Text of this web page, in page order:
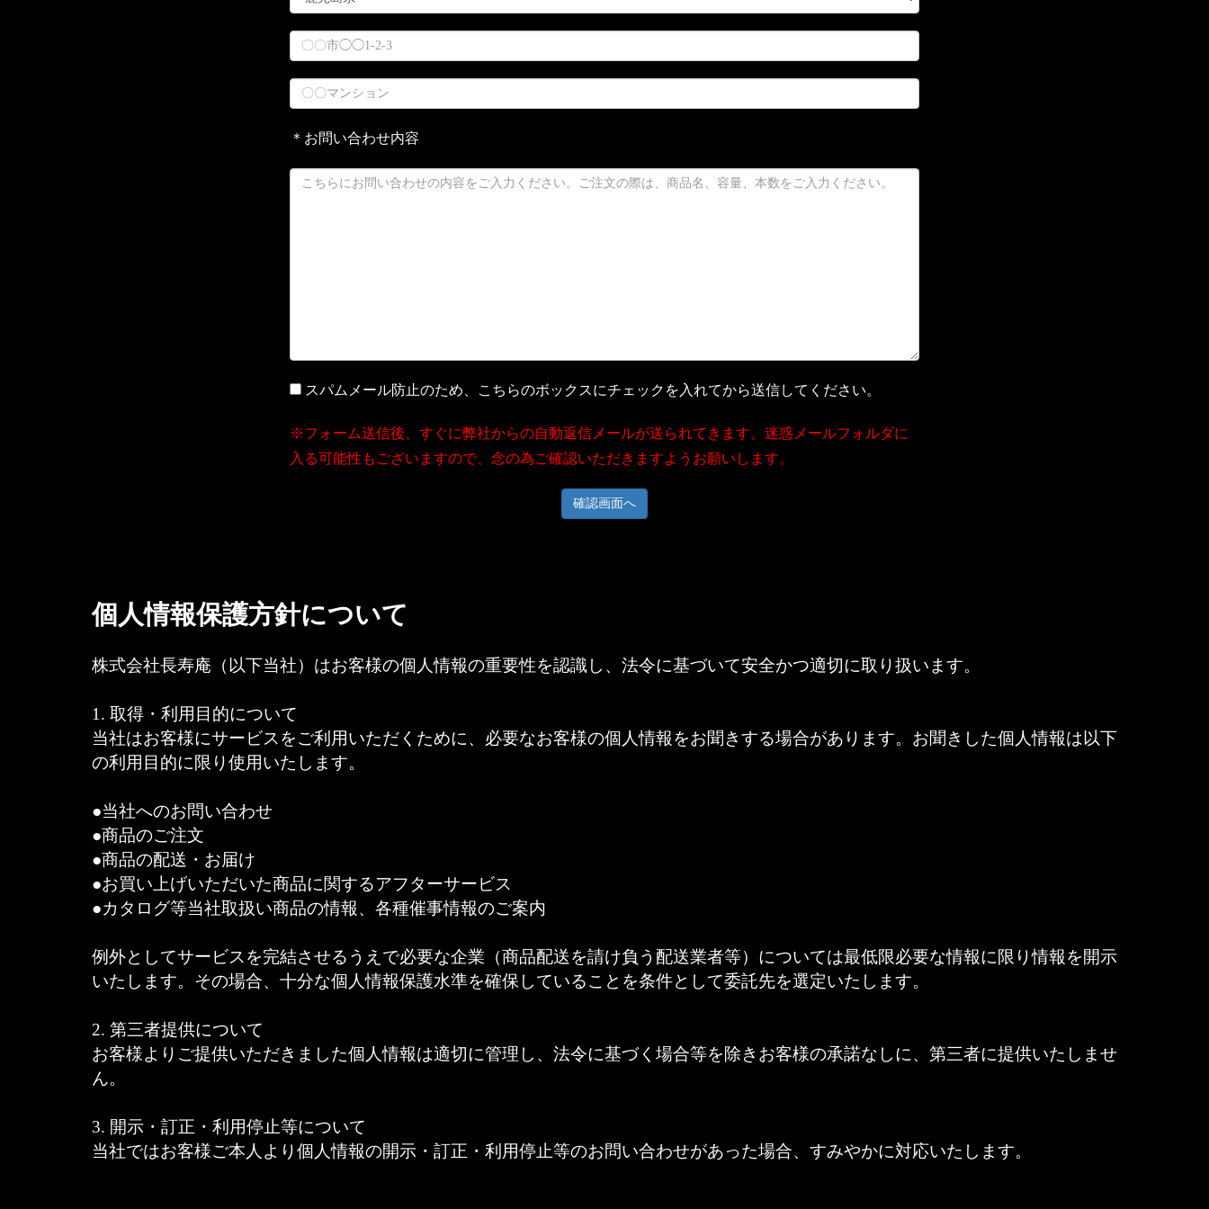
＊お問い合わせ内容
スパムメール防止のため、こちらのボックスにチェックを入れてから送信してください。
※フォーム送信後、すぐに弊社からの自動返信メールが送られてきます。迷惑メールフォルダに
入る可能性もございますので、念の為ご確認いただきますようお願いします。
個人情報保護方針について
株式会社長寿庵（以下当社）はお客様の個人情報の重要性を認識し、法令に基づいて安全かつ適切に取り扱います。
1. 取得・利用目的について
当社はお客様にサービスをご利用いただくために、必要なお客様の個人情報をお聞きする場合があります。お聞きした個人情報は以下
の利用目的に限り使用いたします。
●当社へのお問い合わせ
●商品のご注文
●商品の配送・お届け
●お買い上げいただいた商品に関するアフターサービス
●カタログ等当社取扱い商品の情報、各種催事情報のご案内
例外としてサービスを完結させるうえで必要な企業（商品配送を請け負う配送業者等）については最低限必要な情報に限り情報を開示
いたします。その場合、十分な個人情報保護水準を確保していることを条件として委託先を選定いたします。
2. 第三者提供について
お客様よりご提供いただきました個人情報は適切に管理し、法令に基づく場合等を除きお客様の承諾なしに、第三者に提供いたしませ
ん。
3. 開示・訂正・利用停止等について
当社ではお客様ご本人より個人情報の開示・訂正・利用停止等のお問い合わせがあった場合、すみやかに対応いたします。